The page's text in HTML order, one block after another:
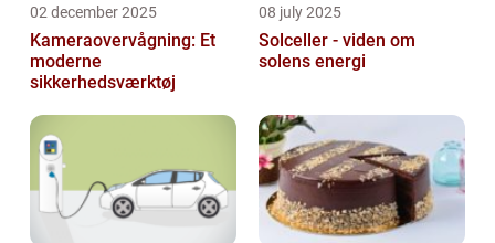
02 december 2025
Kameraovervågning: Et
moderne
sikkerhedsværktøj
08 july 2025
Solceller - viden om
solens energi